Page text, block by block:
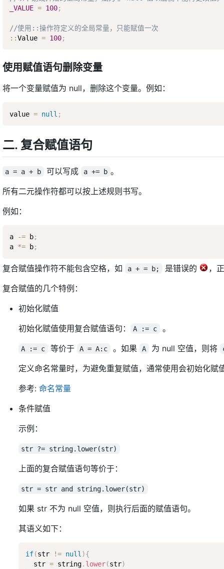
_VALUE = 100;
//使用::操作符定义的全局常量，只能赋值一次
: :Value = 100;
使用赋值语句删除变量
将一个变量赋值为 null，删除这个变量。例如：
value = null ;
二. 复合赋值语句
a = a + b 可以写成 a += b 。
所有二元操作符都可以按上述规则书写。
例如：
a -= b;
a *= b;
复合赋值操作符不能包含空格，如 a + = b; 是错误的
，
复合赋值的几个特例：
初始化赋值
初始化赋值使用复合赋值语句：
A := c 。
A := c 等价于 A = A:c 。如果 A 为 null 空值，则将
定义命名常量时，为避免重复赋值，通常使用会初始化赋
参考: 命名常量
条件赋值
示例：
str ?= string.lower(str)
上面的复合赋值语句等价于：
str = str and string.lower(str)
如果 str 不为 null 空值，则执行后面的赋值语句。
其语义如下：
if(str != null){
  str
= string. lower(str)